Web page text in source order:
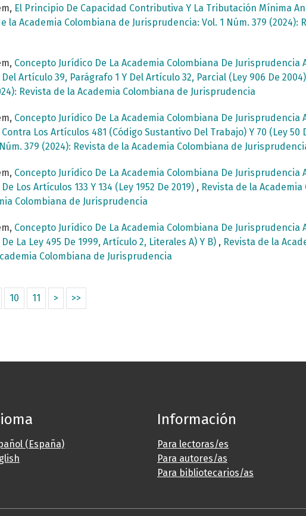
El Principio De Capacidad Contributiva Y La Tributación Mínima
la Academia Colombiana de Jurisprudencia: Vol. 1 Núm. 379 (2024):
Concepto Jurídico De La Academia Colombiana De Jurisprudencia
Artículo 39, Parágrafo 1 Y Del Artículo 32, Parcial (Ley 906 De 2004)
Revista de la Academia Colombiana de Jurisprudencia
Concepto Jurídico De La Academia Colombiana De Jurisprudencia
Los Artículos 481 (Código Sustantivo Del Trabajo) Y 70 (Ley 50
379 (2024): Revista de la Academia Colombiana de
Concepto Jurídico De La Academia Colombiana De Jurisprudencia
Los Artículos 133 Y 134 (Ley 1952 De 2019) , Revista de la
Colombiana de Jurisprudencia
Concepto Jurídico De La Academia Colombiana De Jurisprudencia
La Ley 495 De 1999, Artículo 2, Literales A) Y B) , Revista de la
Colombiana de Jurisprudencia
10 11 > >>
(España)
Información
Para lectoras/es
Para autores/as
Para bibliotecarios/as